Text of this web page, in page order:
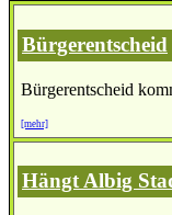
Bürgerentscheid
Bürgerentscheid
[mehr]
Hängt Albig